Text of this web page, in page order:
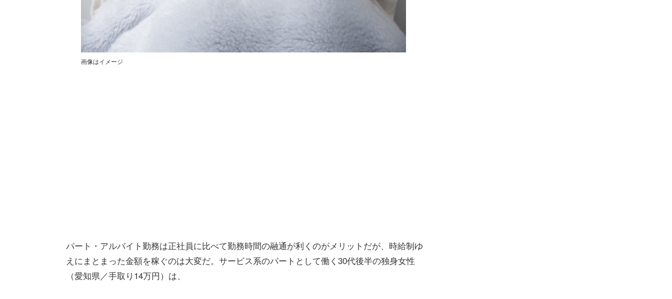
画像はイメージ
パート・アルバイト勤務は正社員に比べて勤務時間の融通が利くのがメリットだが、時給制ゆ
えにまとまった金額を稼ぐのは大変だ。サービス系のパートとして働く30代後半の独身女性
（愛知県／手取り14万円）は、